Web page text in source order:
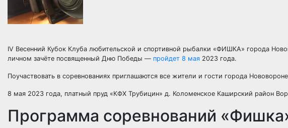
IV Весенний Кубок Клуба любительской и спортивной рыбалки «ФИШКА» города
личном зачёте посвященный Дню Победы — пройдет 8 мая 2023 года.
Поучаствовать в соревнованиях приглашаются все жители и гости города
8 мая 2023 года, платный пруд «КФХ Трубицин» д. Коломенское Каширский район
Программа соревнований